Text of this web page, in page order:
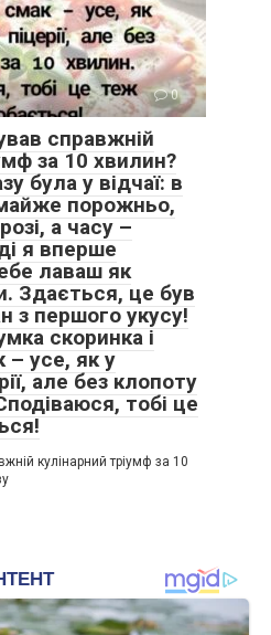
0
справжній
за 10 хвилин?
була у відчаї: в
порожньо,
а часу –
я вперше
лаваш як
Здається, це був
з першого укусу!
скоринка і
– усе, як у
але без клопоту
тобі це
кулінарний тріумф за 10